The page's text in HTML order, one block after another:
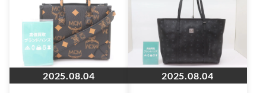
2025.08.04 2025.08.04